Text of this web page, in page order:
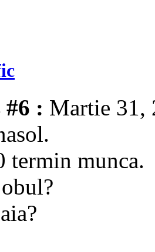
#6 : Martie 31,
termin munca.